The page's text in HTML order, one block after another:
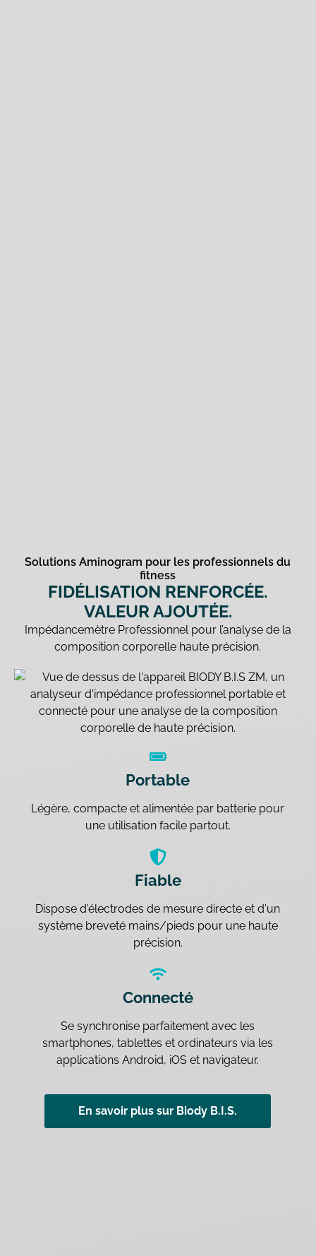
Solutions Aminogram pour les professionnels du
fitness
FIDÉLISATION RENFORCÉE.
VALEUR AJOUTÉE.
Impédancemètre Professionnel pour l’analyse de la
composition corporelle haute précision.
Portable
Légère, compacte et alimentée par batterie pour
une utilisation facile partout.
Fiable
Dispose d'électrodes de mesure directe et d'un
système breveté mains/pieds pour une haute
précision.
Connecté
Se synchronise parfaitement avec les
smartphones, tablettes et ordinateurs via les
applications Android, iOS et navigateur.
En savoir plus sur Biody B.I.S.